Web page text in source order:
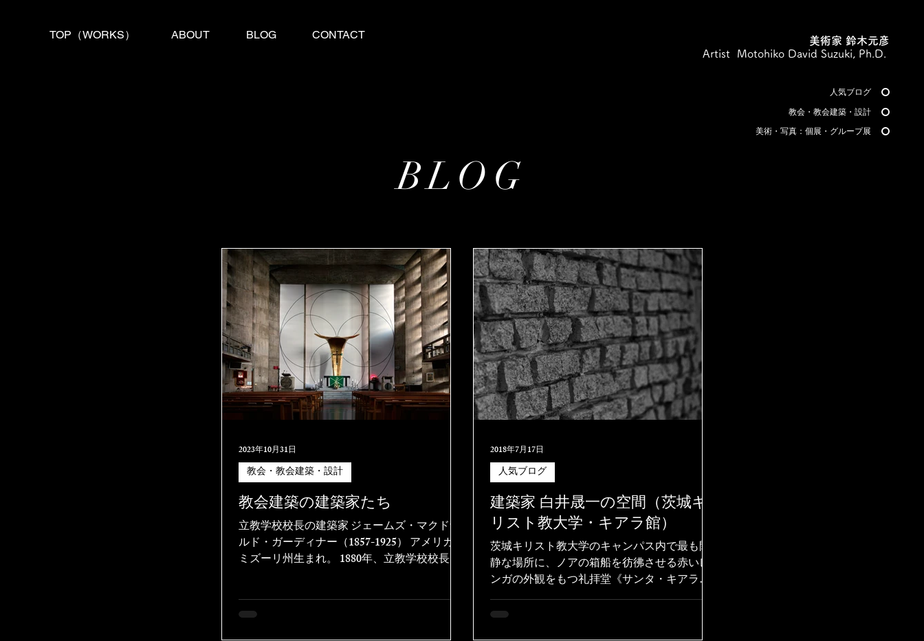
TOP（WORKS） ABOUT BLOG CONTACT
美術家 鈴木元彦
Artist Motohiko David Suzuki, Ph.D.
人気ブログ
教会・教会建築・設計
美術・写真：個展・グループ展
BLOG
教会建築の建築家たち
立教学校校長の建築家 ジェームズ・マクドナ
ルド・ガーディナー（1857-1925） アメリカ・
ミズーリ州生まれ。 1880年、立教学校校長と
やがて設計活動に専念するようになり、学
教会・教会建築・設計
2023年10月31日
建築家 白井晟一の空間（茨城キ
リスト教大学・キアラ館）
茨城キリスト教大学のキャンパス内で最も閑
静な場所に、ノアの箱船を彷彿させる赤いレ
ンガの外観をもつ礼拝堂《サンタ・キアラ
館》がある。
人気ブログ
2018年7月17日